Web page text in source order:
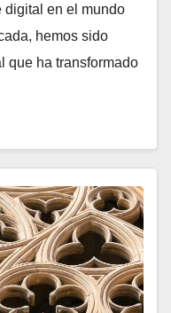
digital en el mundo
hemos sido
que ha transformado